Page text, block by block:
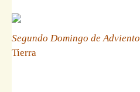
Segundo Domingo de Adviento
Tierra